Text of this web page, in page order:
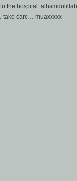
the hospital.
take care… muaxxxxx